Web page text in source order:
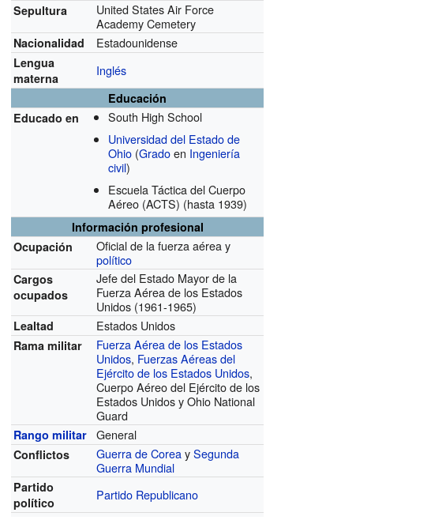
Sepultura
United States Air Force
Academy Cemetery
Nacionalidad Estadounidense
Lengua
materna
Inglés
Educación
Educado en
South High School
Universidad del Estado de
Ohio (Gradoen Ingeniería
civil)
Escuela Táctica del Cuerpo
Aéreo (ACTS) (hasta 1939)
Información profesional
Ocupación
Oficial de la fuerza aérea y
político
Cargos
ocupados
Jefe del Estado Mayor de la
Fuerza Aérea de los Estados
Unidos (1961-1965)
Lealtad Estados Unidos
Rama militar
Fuerza Aérea de los Estados
Unidos, Fuerzas Aéreas del
Ejército de los Estados Unidos,
Cuerpo Aéreo del Ejército de los
Estados Unidos y Ohio National
Guard
Rango militar General
Conflictos Guerra de CoreaySegunda
Guerra Mundial
Partido
político
Partido Republicano